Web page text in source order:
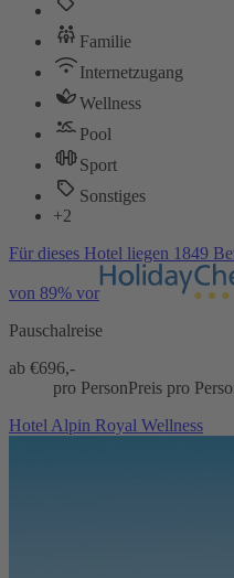
Familie
Internetzugang
Wellness
Pool
Sport
Sonstiges
+2
Für dieses Hotel liegen 1849
von 89% vor
Pauschalreise
ab €696,-
pro PersonPreis pro
Hotel Alpin Royal Wellness